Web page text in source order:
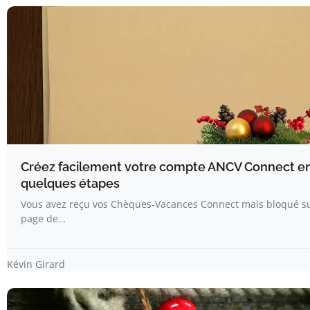
Créez facilement votre compte ANCV Connect
quelques étapes
Vous avez reçu vos Chèques-Vacances Connect mais bloqué
page de…
Kévin Girard